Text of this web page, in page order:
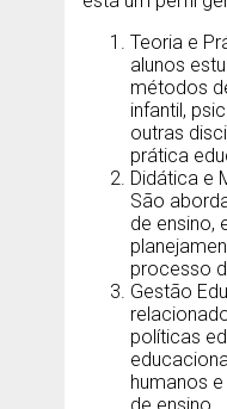
Teoria e
alunos
métodos
infantil,
outras
prática
Didática e
São
de ensino,
processo
Gestão
políticas
humanos